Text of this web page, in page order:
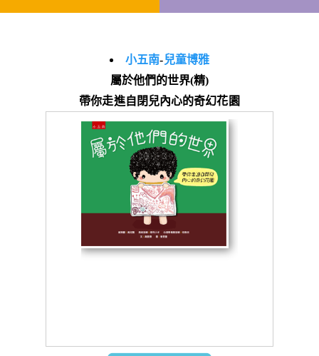
小五南-兒童博雅
屬於他們的世界(精)
帶你走進自閉兒內心的奇幻花園